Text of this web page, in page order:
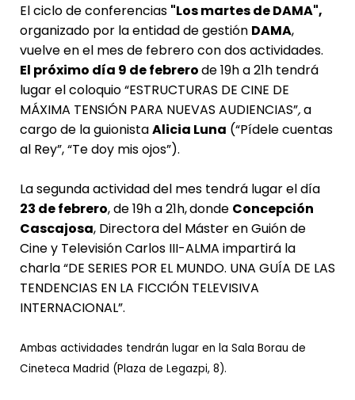
El ciclo de conferencias "Los martes de DAMA",
organizado por la entidad de gestión DAMA,
vuelve en el mes de febrero con dos actividades.
El próximo día 9 de febrerode 19h a 21h tendrá
lugar el coloquio “ESTRUCTURAS DE CINE DE
MÁXIMA TENSIÓN PARA NUEVAS AUDIENCIAS”,a
cargo de la guionistaAlicia Luna (“Pídele cuentas
al Rey”, “Te doy mis ojos”).
La segunda actividad del mes tendrá lugar el día
23 de febrero, de 19h a 21h,donde Concepción
Cascajosa, Directora del Máster en Guión de
Cine y Televisión Carlos III-ALMA impartirá la
charla “DE SERIES POR EL MUNDO. UNA GUÍA DE LAS
TENDENCIAS EN LA FICCIÓN TELEVISIVA
INTERNACIONAL”.
Ambas actividades tendrán lugar en la Sala Borau de
Cineteca Madrid (Plaza de Legazpi, 8).